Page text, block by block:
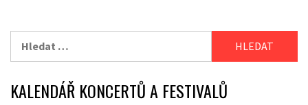
KALENDÁŘ KONCERTŮ A FESTIVALŮ